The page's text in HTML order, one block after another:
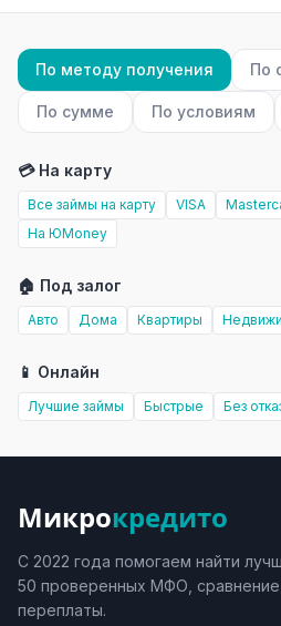
По методу получения По
По сумме По условиям
💳 На карту
Все займы на карту VISA
На ЮMoney
🏠 Под залог
Авто Дома Квартиры
📱 Онлайн
Лучшие займы Быстрые Без
Микрокредито
С 2022 года помогаем найти
50 проверенных МФО, сравнение
переплаты.